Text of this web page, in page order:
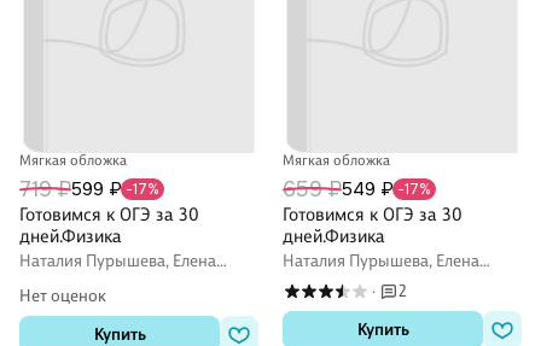
Мягкая обложка
719 ₽599 ₽ -17%
Готовимся к ОГЭ за 30
дней.Физика
Наталия Пурышева, Елена
Нет оценок
Купить
Мягкая обложка
659 ₽549 ₽ -17%
Готовимся к ОГЭ за 30
дней.Физика
Наталия Пурышева, Елена
Ратбиль, Нина Слепнева
·
2
Купить